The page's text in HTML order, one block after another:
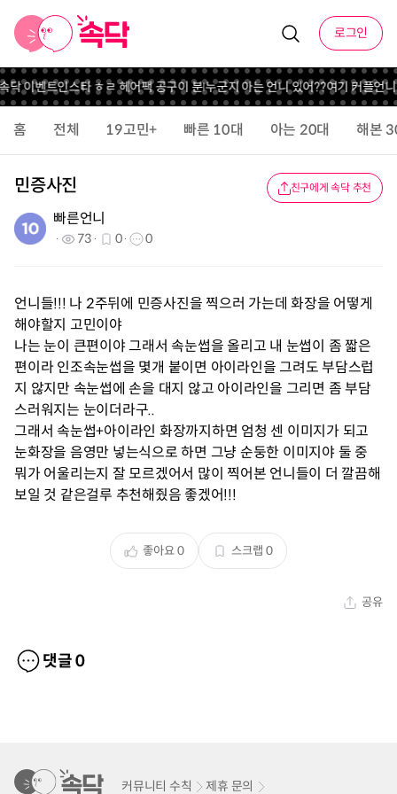
로그인
닥 이벤트인스타 ㅎㄹ 헤어팩 공구이 분 누군지 아는 언니 있어??여기 커플언
홈 전체 19고민+ 빠른 10대 아는 20대 해본
민증사진 친구에게 속닥 추천
빠른언니
73 0 0
언니들!!! 나 2주뒤에 민증사진을 찍으러 가는데 화장을 어떻게
해야할지 고민이야
나는 눈이 큰편이야 그래서 속눈썹을 올리고 내 눈썹이 좀 짧은
편이라 인조속눈썹을 몇개 붙이면 아이라인을 그려도 부담스럽
지 않지만 속눈썹에 손을 대지 않고 아이라인을 그리면 좀 부담
스러워지는 눈이더라구..
그래서 속눈썹+아이라인 화장까지하면 엄청 센 이미지가 되고
눈화장을 음영만 넣는식으로 하면 그냥 순둥한 이미지야 둘 중
뭐가 어울리는지 잘 모르겠어서 많이 찍어본 언니들이 더 깔끔해
보일 것 같은걸루 추천해줬음 좋겠어!!!
좋아요0 스크랩 0
공유
댓글0
커뮤니티 수칙 제휴 문의